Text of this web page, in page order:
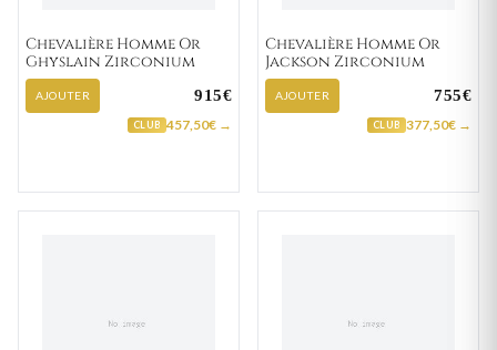
Chevalière Homme Or
Ghyslain Zirconium
AJOUTER 915€
CLUB 457,50€ →
Chevalière Homme Or
Jackson Zirconium
AJOUTER 755€
CLUB 377,50€ →